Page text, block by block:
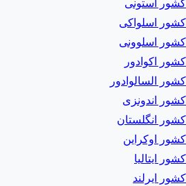
کشور اسلواکی
کشور اسلوونی
کشور اکوادور
کشور السالوادور
کشور اندونزی
کشور انگلستان
کشور اوکراین
کشور ایتالیا
کشور ایرلند